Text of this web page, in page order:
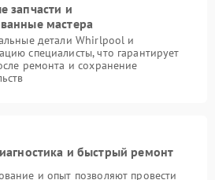
запчасти и
мастера
детали Whirlpool и
специалисты, что гарантирует
ремонта и сохранение
и быстрый ремонт
и опыт позволяют провести